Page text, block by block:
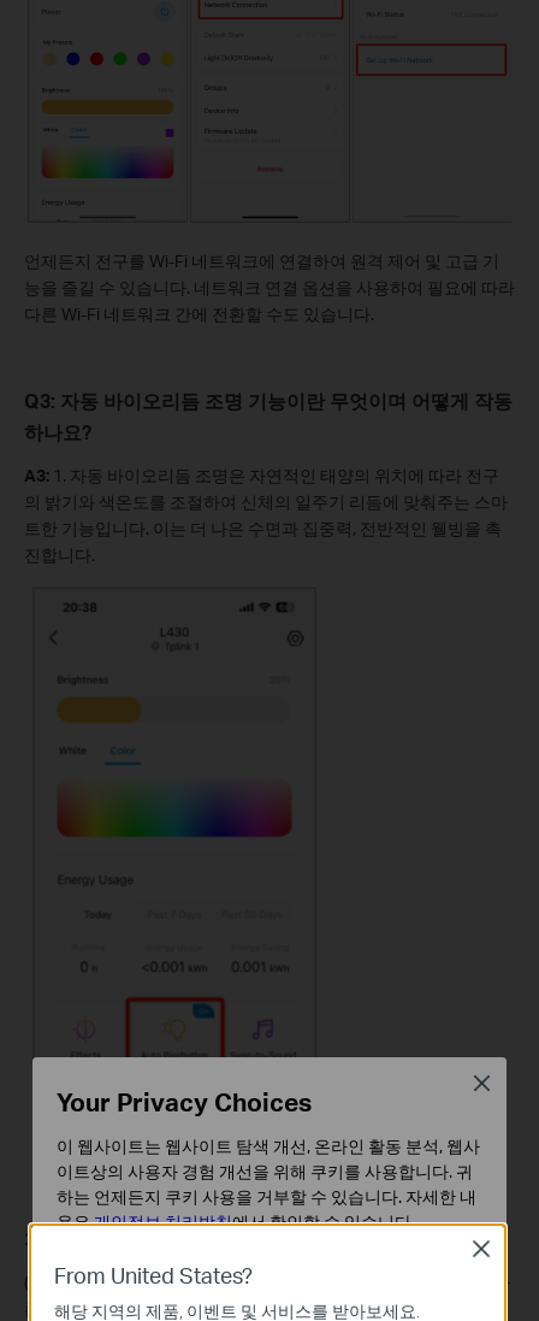
언제든지 전구를 Wi-Fi 네트워크에 연결하여 원격 제어 및 고급 기
능을 즐길 수 있습니다. 네트워크 연결 옵션을 사용하여 필요에 따라
다른 Wi-Fi 네트워크 간에 전환할 수도 있습니다.
Q3: 자동 바이오리듬 조명 기능이란 무엇이며 어떻게 작동
하나요?
A3: 1. 자동 바이오리듬 조명은 자연적인 태양의 위치에 따라 전구
의 밝기와 색온도를 조절하여 신체의 일주기 리듬에 맞춰주는 스마
트한 기능입니다. 이는 더 나은 수면과 집중력, 전반적인 웰빙을 촉
진합니다.
2. 원하는 대로 조명을 사용자 지정할 수도 있습니다:
(1) 그라데이션을 활성화하여 밝기와 색온도가 한 시간 노드에서 다
른 노드로 부드럽게 이동할 수 있도록 합니다.
From United States?
해당 지역의 제품, 이벤트 및 서비스를 받아보세요.
Close
Your Privacy Choices
이 웹사이트는 웹사이트 탐색 개선, 온라인 활동 분석, 웹사
이트상의 사용자 경험 개선을 위해 쿠키를 사용합니다. 귀
하는 언제든지 쿠키 사용을 거부할 수 있습니다. 자세한 내
용은개인정보 처리방침에서 확인할 수 있습니다.
기본 쿠키
이 쿠키는 웹사이트가 작동하는 데 필요하며 사용자의 시
스템에서 비활성화할 수 없습니다.
Close